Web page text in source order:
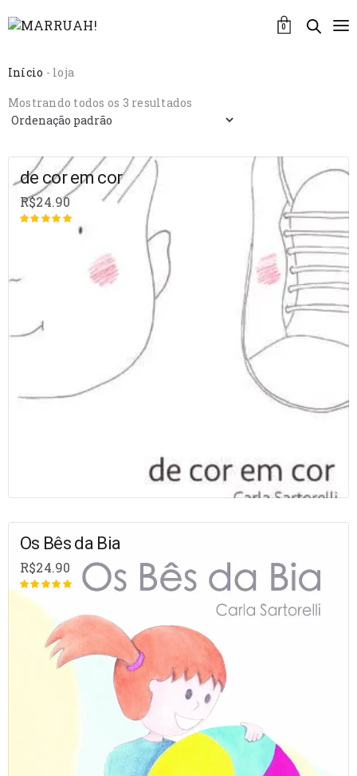
0
Início - loja
Mostrando todos os 3 resultados
de cor em cor
R$24.90
Os Bês da Bia
R$24.90
Avaliação
de 5